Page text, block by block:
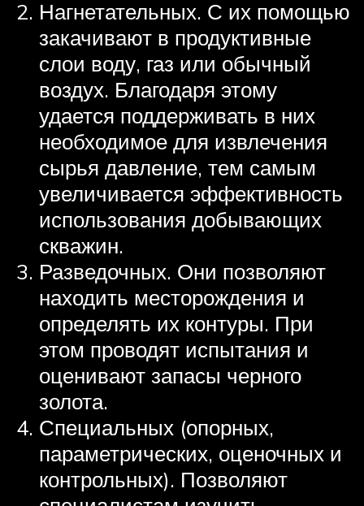
Нагнетательных. С их помощью
закачивают в продуктивные
слои воду, газ или обычный
воздух. Благодаря этому
удается поддерживать в них
необходимое для извлечения
сырья давление, тем самым
увеличивается эффективность
использования добывающих
скважин.
Разведочных. Они позволяют
находить месторождения и
определять их контуры. При
этом проводят испытания и
оценивают запасы черного
золота.
Специальных (опорных,
параметрических, оценочных и
контрольных). Позволяют